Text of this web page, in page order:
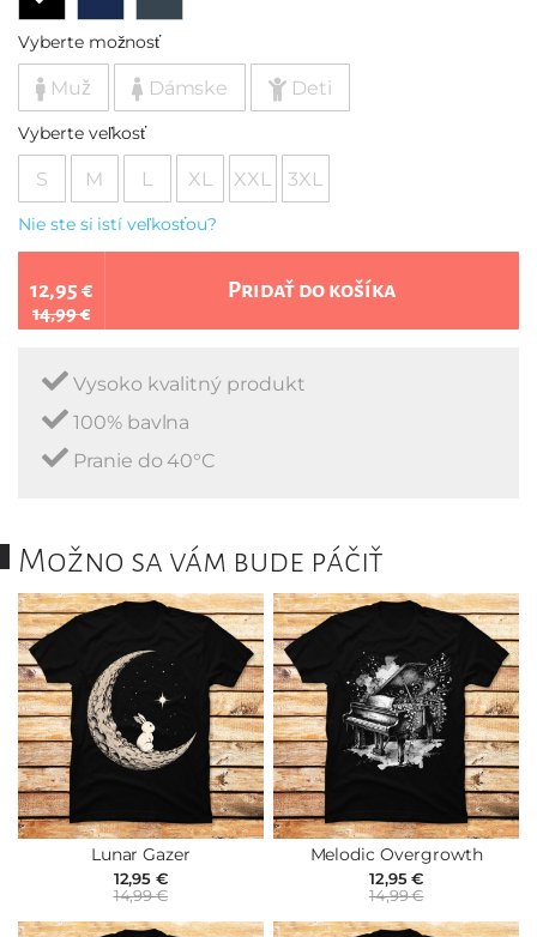
Vyberte možnosť
Muž Dámske Deti
Vyberte veľkosť
S M L XL XXL 3XL
Nie ste si istí veľkosťou?
12,95 €
14,99 €
Pridať do košíka
Vysoko kvalitný produkt
100% bavlna
Pranie do 40°C
Možno sa vám bude páčiť
Lunar Gazer
12,95 €
14,99 €
Melodic Overgrowth
12,95 €
14,99 €